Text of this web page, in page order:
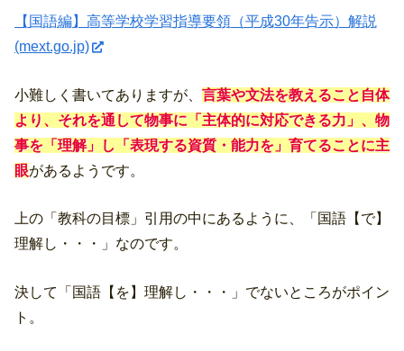
【国語編】高等学校学習指導要領（平成30年告示）解説
(mext.go.jp)
小難しく書いてありますが、 言葉や文法を教えること自体
より、それを通して物事に「主体的に対応できる力」、物
事を「理解」し「表現する資質・能力を」育てることに主
眼があるようです。
上の「教科の目標」引用の中にあるように、「国語【で】
理解し・・・」なのです。
決して「国語【を】理解し・・・」でないところがポイン
ト。